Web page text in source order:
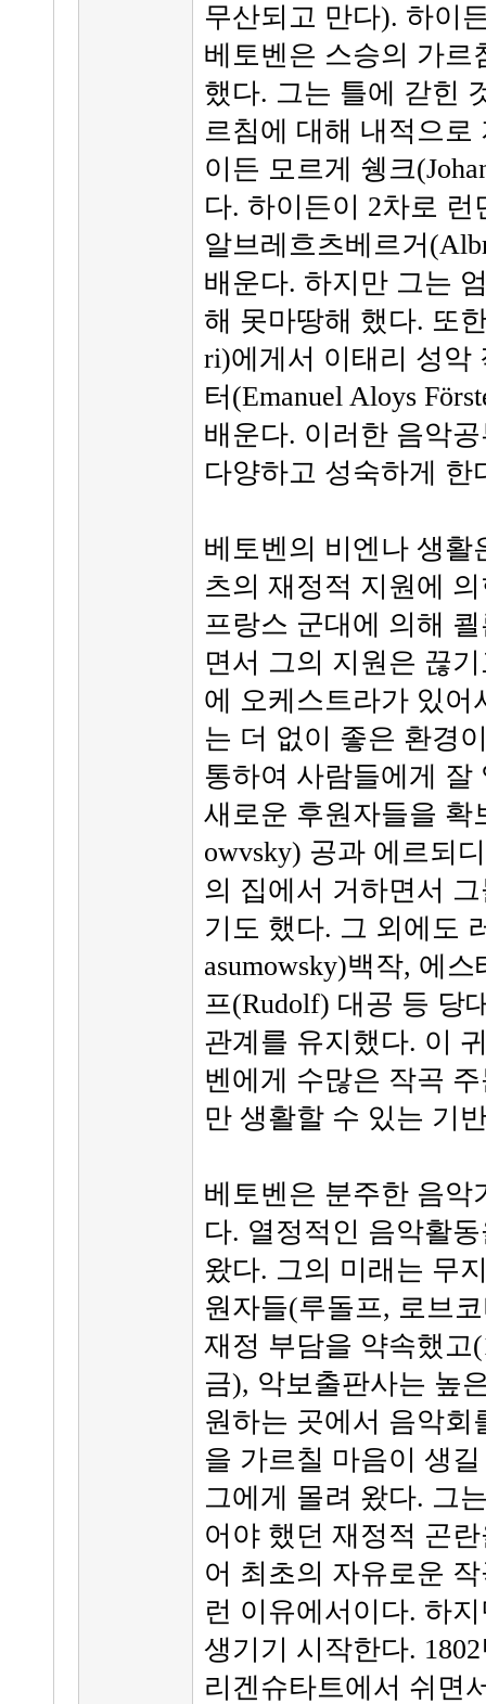
무산되고 만다). 하이
베토벤은 스승의 가르
했다. 그는 틀에 갇힌
르침에 대해 내적으로
이든 모르게 쉥크
다. 하이든이 2차로
알브레흐츠베르거
배운다. 하지만 그는
해 못마땅해 했다. 또
ri)에게서 이태리 성악
터(Emanuel Aloys
배운다. 이러한 음악
다양하고 성숙하게 한
베토벤의 비엔나 생활
츠의 재정적 지원에
프랑스 군대에 의해
면서 그의 지원은 끊
에 오케스트라가 있어
는 더 없이 좋은 환경
통하여 사람들에게 잘
새로운 후원자들을 확
owvsky) 공과 에르되
의 집에서 거하면서
기도 했다. 그 외에도
asumowsky)백작, 에
프(Rudolf) 대공 등 당
관계를 유지했다. 이
벤에게 수많은 작곡
만 생활할 수 있는 기
베토벤은 분주한 음악
다. 열정적인 음악활
왔다. 그의 미래는 무
원자들(루돌프, 로브
재정 부담을 약속했고
금), 악보출판사는 높
원하는 곳에서 음악회
을 가르칠 마음이 생
그에게 몰려 왔다. 그
어야 했던 재정적 곤
어 최초의 자유로운
런 이유에서이다. 하
생기기 시작한다.
리겐슈타트에서 쉬면